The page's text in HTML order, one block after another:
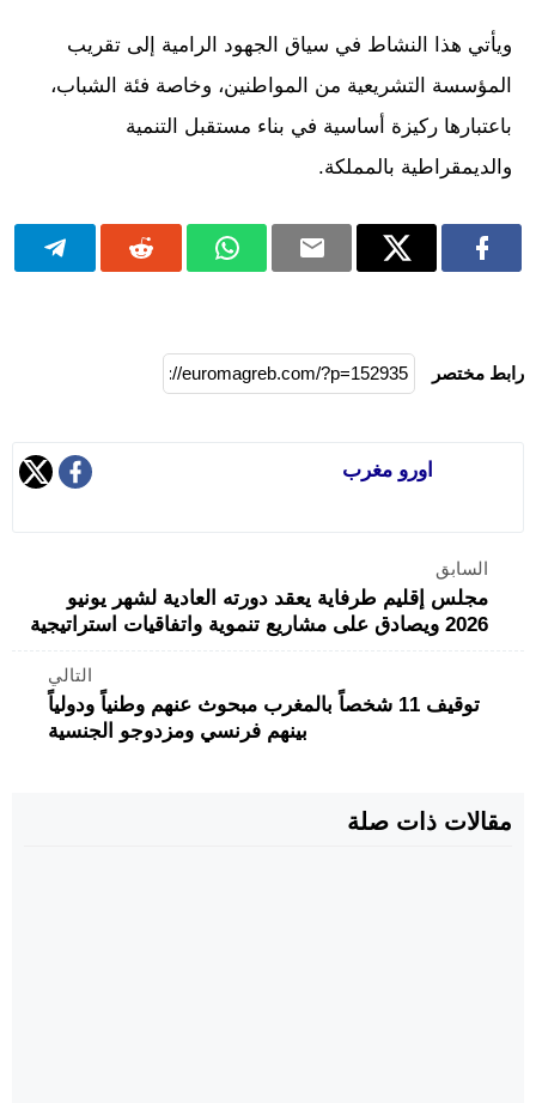
ويأتي هذا النشاط في سياق الجهود الرامية إلى تقريب
المؤسسة التشريعية من المواطنين، وخاصة فئة الشباب،
باعتبارها ركيزة أساسية في بناء مستقبل التنمية
والديمقراطية بالمملكة.
رابط مختصر
اورو مغرب
السابق
مجلس إقليم طرفاية يعقد دورته العادية لشهر يونيو
2026 ويصادق على مشاريع تنموية واتفاقيات استراتيجية
التالي
توقيف 11 شخصاً بالمغرب مبحوث عنهم وطنياً ودولياً
بينهم فرنسي ومزدوجو الجنسية
مقالات ذات صلة